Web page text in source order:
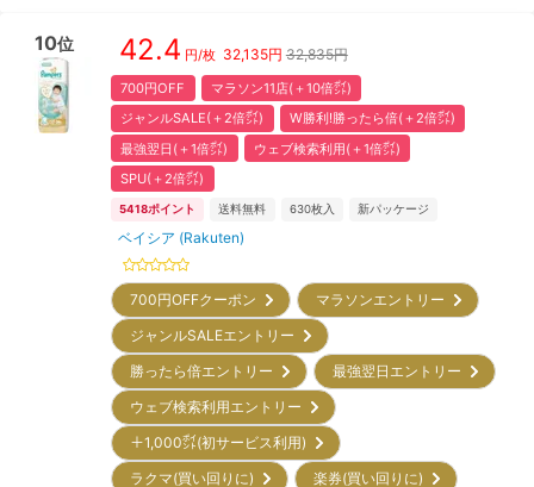
10位 42.4 円/枚 32,135円 32,835円
700円OFF
マラソン11店(＋10倍㌽)
ジャンルSALE(＋2倍㌽)
W勝利!勝ったら倍(＋2倍㌽)
最強翌日(＋1倍㌽)
ウェブ検索利用(＋1倍㌽)
SPU(＋2倍㌽)
5418ポイント 送料無料 630枚入 新パッケージ
ベイシア (Rakuten)
700円OFFクーポン
マラソンエントリー
ジャンルSALEエントリー
勝ったら倍エントリー
最強翌日エントリー
ウェブ検索利用エントリー
＋1,000㌽(初サービス利用)
ラクマ(買い回りに)
楽券(買い回りに)